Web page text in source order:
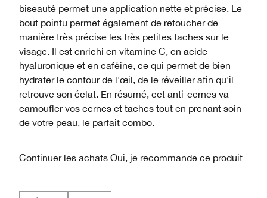
biseauté permet une application nette et précise. Le
bout pointu permet également de retoucher de
manière très précise les très petites taches sur le
visage. Il est enrichi en vitamine C, en acide
hyaluronique et en caféine, ce qui permet de bien
hydrater le contour de l'œil, de le réveiller afin qu'il
retrouve son éclat. En résumé, cet anti-cernes va
camoufler vos cernes et taches tout en prenant soin
de votre peau, le parfait combo.
Continuer les achats Oui, je recommande ce produit